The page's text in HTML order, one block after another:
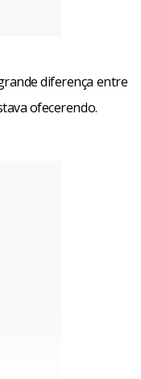
diferença entre
ofecerendo.